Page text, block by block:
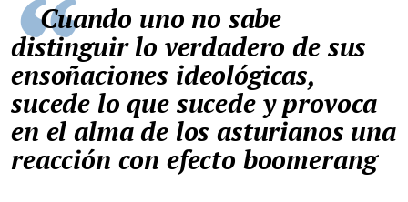
Cuando uno no sabe
distinguir lo verdadero de sus
ensoñaciones ideológicas,
sucede lo que sucede y provoca
en el alma de los asturianos una
reacción con efecto boomerang